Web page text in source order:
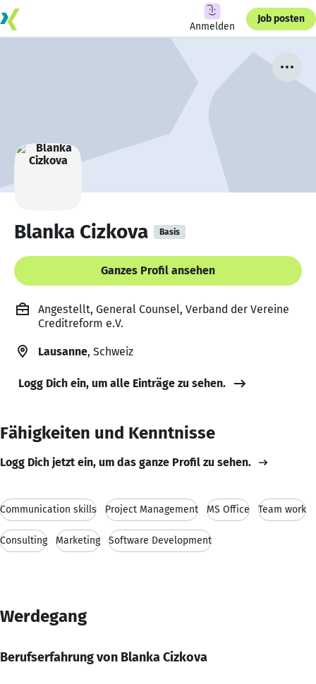
Anmelden
Job posten
Blanka Cizkova Basis
Ganzes Profil ansehen
Angestellt, General Counsel, Verband der Vereine
Creditreform e.V.
Lausanne, Schweiz
Logg Dich ein, um alle Einträge zu sehen.
Fähigkeiten und Kenntnisse
Logg Dich jetzt ein, um das ganze Profil zu sehen.
Communication skills Project Management MS Office Team work
Consulting Marketing Software Development
Werdegang
Berufserfahrung von Blanka Cizkova